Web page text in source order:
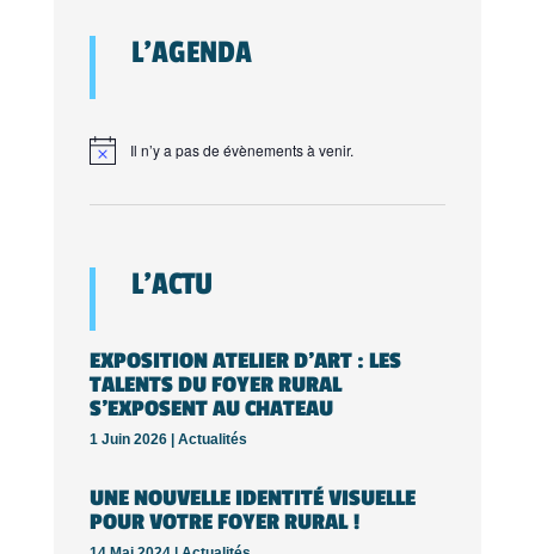
L’AGENDA
Il n’y a pas de évènements à venir.
L’ACTU
EXPOSITION ATELIER D’ART : LES
TALENTS DU FOYER RURAL
S’EXPOSENT AU CHATEAU
1 Juin 2026 | Actualités
UNE NOUVELLE IDENTITÉ VISUELLE
POUR VOTRE FOYER RURAL !